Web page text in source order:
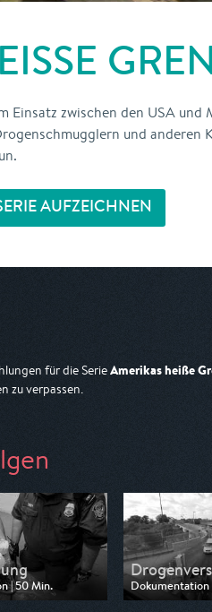
Einsatz zwischen den USA und
und anderen
AUFZEICHNEN
für die SerieAmerikas heiße
zu verpassen.
| 50 Min.
Pro 7 Maxx
Dokumentation
Ausgestrahlt